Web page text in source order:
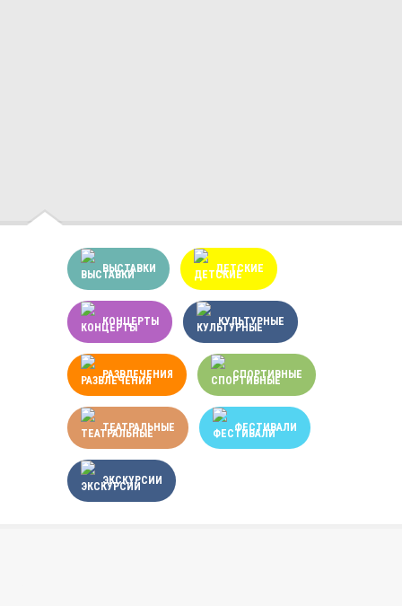
ВЫСТАВКИ ДЕТСКИЕ
КОНЦЕРТЫ КУЛЬТУРНЫЕ
РАЗВЛЕЧЕНИЯ СПОРТИВНЫЕ
ТЕАТРАЛЬНЫЕ ФЕСТИВАЛИ
ЭКСКУРСИИ